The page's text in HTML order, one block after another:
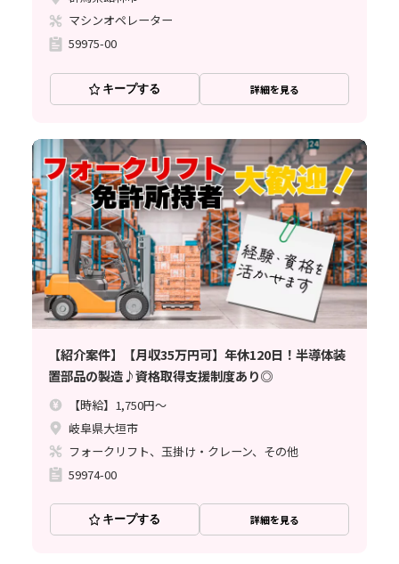
マシンオペレーター
59975-00
キープする 詳細を見る
【紹介案件】【月収35万円可】年休120日！半導体装
置部品の製造♪資格取得支援制度あり◎
【時給】1,750円～
岐阜県大垣市
フォークリフト、玉掛け・クレーン、その他
59974-00
キープする 詳細を見る